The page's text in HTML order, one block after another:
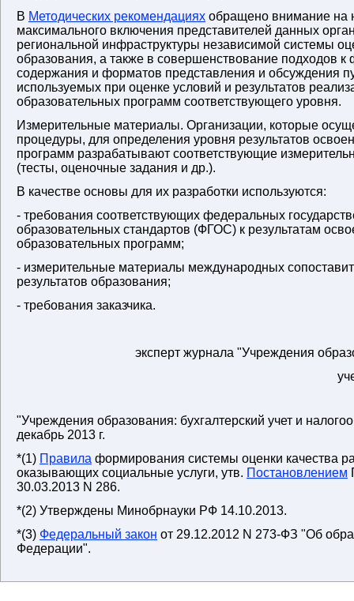
В Методических рекомендациях обращено внимание на
максимального включения представителей данных
региональной инфраструктуры независимой системы
образования, а также в совершенствование подходов
содержания и форматов представления и обсуждения
используемых при оценке условий и результатов
образовательных программ соответствующего уровня.
Измерительные материалы. Организации, которые
процедуры, для определения уровня результатов
программ разрабатывают соответствующие
(тесты, оценочные задания и др.).
В качестве основы для их разработки используются:
- требования соответствующих федеральных
образовательных стандартов (ФГОС) к результатам
образовательных программ;
- измерительные материалы международных
результатов образования;
- требования заказчика.
эксперт журнала "Учреждения
"Учреждения образования: бухгалтерский учет и
декабрь 2013 г.
*(1) Правила формирования системы оценки качества
оказывающих социальные услуги, утв. Постановлением
30.03.2013 N 286.
*(2) Утверждены Минобрнауки РФ 14.10.2013.
*(3) Федеральный закон от 29.12.2012 N 273-ФЗ "Об
Федерации".